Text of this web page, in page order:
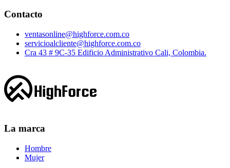
Contacto
ventasonline@highforce.com.co
servicioalcliente@highforce.com.co
Cra 43 # 9C-35 Edificio Administrativo Cali, Colombia.
La marca
Hombre
Mujer